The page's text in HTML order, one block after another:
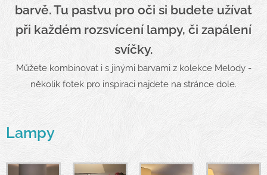
barvě. Tu pastvu pro oči si budete užívat
při každém rozsvícení lampy, či zapálení
svíčky.
Můžete kombinovat i s jinými barvami z kolekce Melody -
několik fotek pro inspiraci najdete na stránce dole.
Lampy